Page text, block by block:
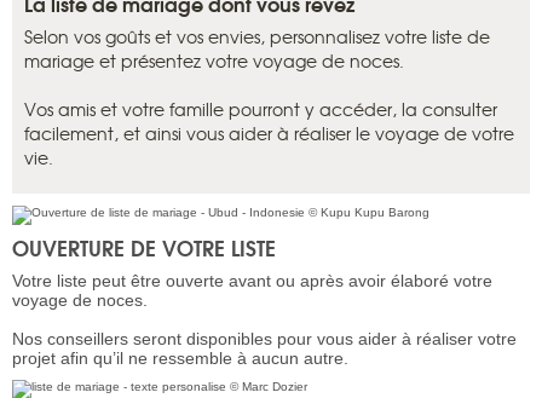
Selon vos goûts et vos envies, personnalisez votre liste de
mariage et présentez votre voyage de noces.
Vos amis et votre famille pourront y accéder, la consulter
facilement, et ainsi vous aider à réaliser le voyage de votre
vie.
OUVERTURE DE VOTRE LISTE
Votre liste peut être ouverte avant ou après avoir élaboré votre
voyage de noces.
Nos conseillers seront disponibles pour vous aider à réaliser votre
projet afin qu’il ne ressemble à aucun autre.